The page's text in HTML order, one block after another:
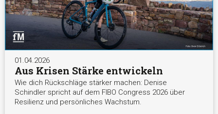
01.04.2026
Aus Krisen Stärke entwickeln
Wie dich Rückschläge stärker machen: Denise
Schindler spricht auf dem FIBO Congress 2026 über
Resilienz und persönliches Wachstum.